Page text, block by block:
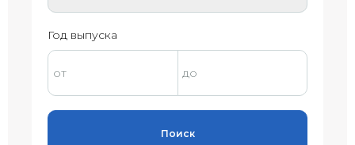
Год выпуска
Поиск